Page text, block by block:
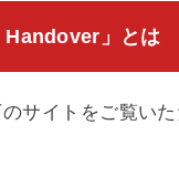
Handover」とは
サイトをご覧いた